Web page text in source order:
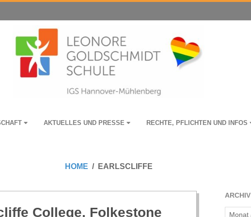
AKTU­EL­LES UND PRESSE RECHTE, PFLICH­TEN UND INFOS
HOME EARLSCLIFFE
Col­lege, Folkestone
ARCHIV
Archiv